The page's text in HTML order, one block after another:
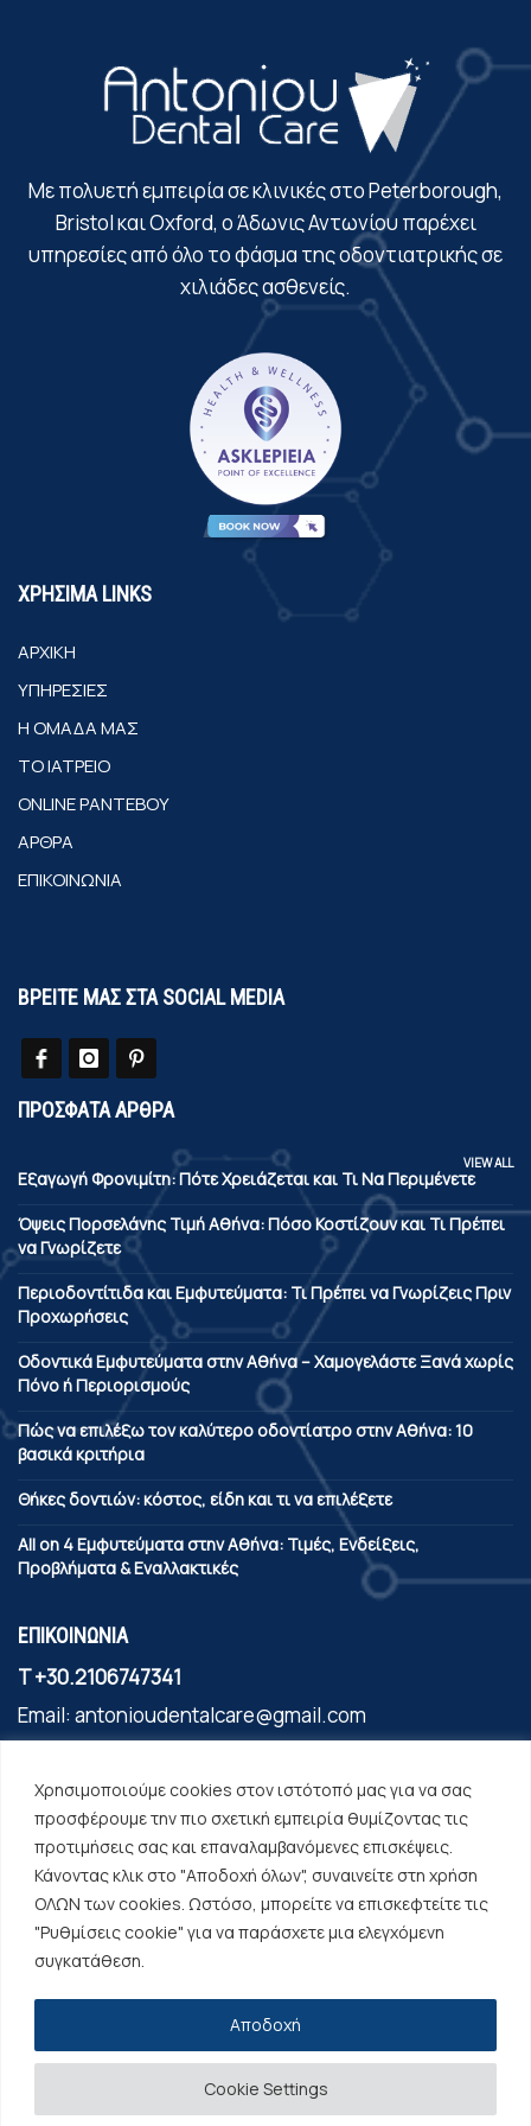
Χρησιμοποιούμε cookies στον ιστότοπό μας για να σας
προσφέρουμε την πιο σχετική εμπειρία θυμίζοντας τις
προτιμήσεις σας και επαναλαμβανόμενες επισκέψεις.
Κάνοντας κλικ στο "Αποδοχή όλων", συναινείτε στη χρήση
ΟΛΩΝ των cookies. Ωστόσο, μπορείτε να επισκεφτείτε τις
"Ρυθμίσεις cookie" για να παράσχετε μια ελεγχόμενη
συγκατάθεση.
Cookie Settings
Αποδοχή
υπενθύμισης που λαμβάνουμε για τα ραντεβού
μάς λύνει τα χέρια. Τον προτείνουμε
ανεπιφύλακτα!
Με πολυετή εμπειρία σε κλινικές στο Peterborough,
Bristol και Oxford, ο Άδωνις Αντωνίου παρέχει
υπηρεσίες από όλο το φάσμα της οδοντιατρικής σε
χιλιάδες ασθενείς.
ΧΡΗΣΙΜΑ LINKS
ΑΡΧΙΚΗ
ΥΠΗΡΕΣΙΕΣ
Η ΟΜΑΔΑ ΜΑΣ
ΤΟ ΙΑΤΡΕΙΟ
ONLINE ΡΑΝΤΕΒΟΥ
ΑΡΘΡΑ
ΕΠΙΚΟΙΝΩΝΙΑ
ΒΡΕΙΤΕ ΜΑΣ ΣΤΑ SOCIAL MEDIA
ΠΡΟΣΦΑΤΑ ΑΡΘΡΑ
VIEW ALL
Εξαγωγή Φρονιμίτη: Πότε Χρειάζεται και Τι Να Περιμένετε
Όψεις Πορσελάνης Τιμή Αθήνα: Πόσο Κοστίζουν και Τι Πρέπει
να Γνωρίζετε
Περιοδοντίτιδα και Εμφυτεύματα: Τι Πρέπει να Γνωρίζεις Πριν
Προχωρήσεις
Οδοντικά Εμφυτεύματα στην Αθήνα – Χαμογελάστε Ξανά χωρίς
Πόνο ή Περιορισμούς
Πώς να επιλέξω τον καλύτερο οδοντίατρο στην Αθήνα: 10
βασικά κριτήρια
Θήκες δοντιών: κόστος, είδη και τι να επιλέξετε
All on 4 Εμφυτεύματα στην Αθήνα: Τιμές, Ενδείξεις,
Προβλήματα & Εναλλακτικές
ΕΠΙΚΟΙΝΩΝΙΑ
T+30.2106747341
Email: antonioudentalcare@gmail.com
Λ. Μεσογείων 213-215, Τ.Κ.
(Πλησίον στάσης Μετρό "Εθνική Άμυνα")
Δείτε το χάρτη
Copyright © 2022 | Powered & Developed by
NETFOCUS